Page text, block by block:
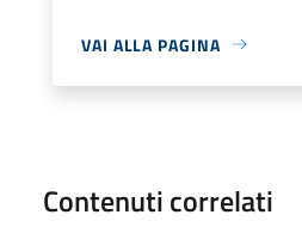
VAI ALLA PAGINA
Contenuti correlati